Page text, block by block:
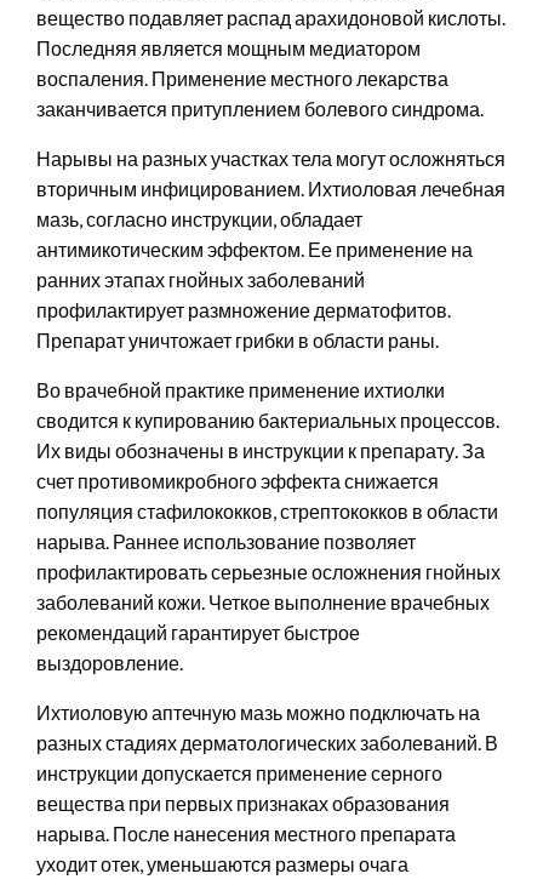
вещество подавляет распад арахидоновой кислоты.
Последняя является мощным медиатором
воспаления. Применение местного лекарства
заканчивается притуплением болевого синдрома.
Нарывы на разных участках тела могут осложняться
вторичным инфицированием. Ихтиоловая лечебная
мазь, согласно инструкции, обладает
антимикотическим эффектом. Ее применение на
ранних этапах гнойных заболеваний
профилактирует размножение дерматофитов.
Препарат уничтожает грибки в области раны.
Во врачебной практике применение ихтиолки
сводится к купированию бактериальных процессов.
Их виды обозначены в инструкции к препарату. За
счет противомикробного эффекта снижается
популяция стафилококков, стрептококков в области
нарыва. Раннее использование позволяет
профилактировать серьезные осложнения гнойных
заболеваний кожи. Четкое выполнение врачебных
рекомендаций гарантирует быстрое
выздоровление.
Ихтиоловую аптечную мазь можно подключать на
разных стадиях дерматологических заболеваний. В
инструкции допускается применение серного
вещества при первых признаках образования
нарыва. После нанесения местного препарата
уходит отек, уменьшаются размеры очага